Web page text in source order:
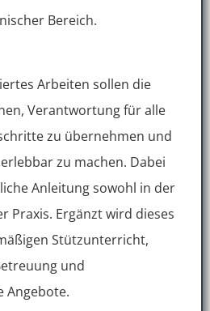
Bereich.
Arbeiten sollen die
Verantwortung für alle
zu übernehmen und
zu machen. Dabei
Anleitung sowohl in der
Praxis. Ergänzt wird dieses
Stützunterricht,
und
Angebote.